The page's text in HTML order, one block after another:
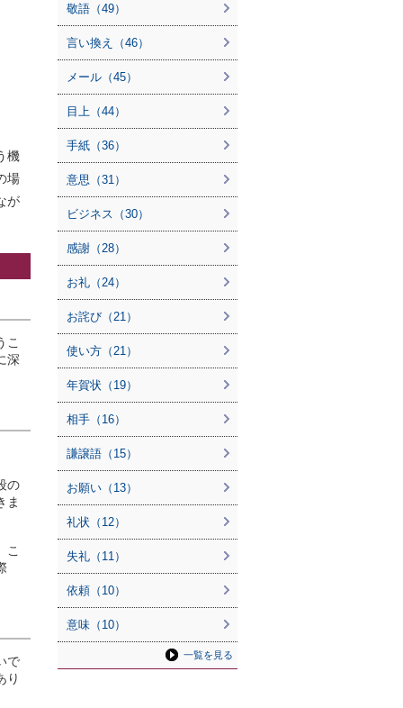
機
場
が
こ
深
の
ま
こ
で
り
敬語（49）
言い換え（46）
メール（45）
目上（44）
手紙（36）
意思（31）
ビジネス（30）
感謝（28）
お礼（24）
お詫び（21）
使い方（21）
年賀状（19）
相手（16）
謙譲語（15）
お願い（13）
礼状（12）
失礼（11）
依頼（10）
意味（10）
一覧を見る